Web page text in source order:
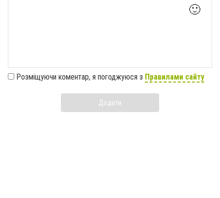
🙂
Розміщуючи коментар, я погоджуюся з Правилами сайту
Додати